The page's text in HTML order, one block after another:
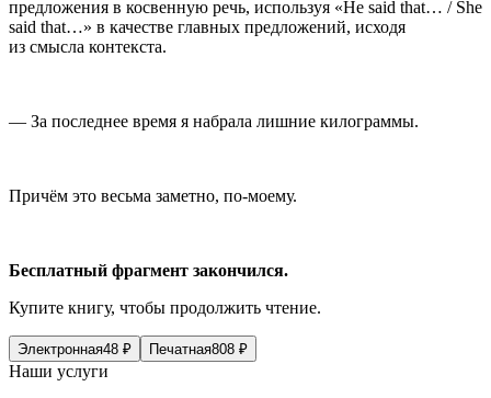
предложения в косвенную речь, используя «He said that… / She
said that…» в качестве главных предложений, исходя
из смысла контекста.
— За последнее время я набрала лишние килограммы.
Причём это весьма заметно, по-моему.
Бесплатный фрагмент закончился.
Купите книгу, чтобы продолжить чтение.
Электронная48 ₽ Печатная808 ₽
Наши услуги